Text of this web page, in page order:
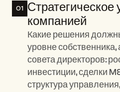
01 Стратегическое
компанией
Какие решения
уровне
совета директоров:
инвестиции, сделки
структура